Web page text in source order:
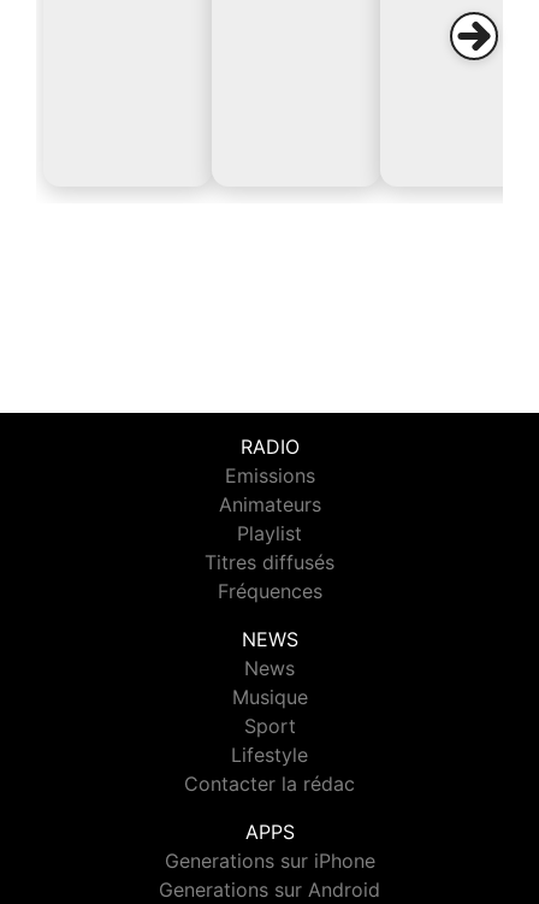
RADIO
Emissions
Animateurs
Playlist
Titres diffusés
Fréquences
NEWS
News
Musique
Sport
Lifestyle
Contacter la rédac
APPS
Generations sur iPhone
Generations sur Android